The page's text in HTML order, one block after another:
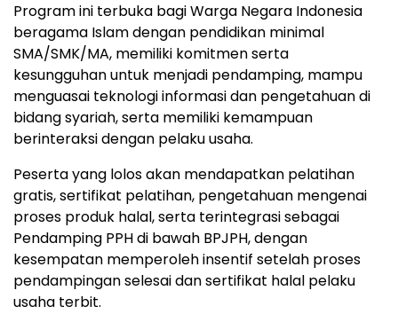
Program ini terbuka bagi Warga Negara Indonesia
beragama Islam dengan pendidikan minimal
SMA/SMK/MA, memiliki komitmen serta
kesungguhan untuk menjadi pendamping, mampu
menguasai teknologi informasi dan pengetahuan di
bidang syariah, serta memiliki kemampuan
berinteraksi dengan pelaku usaha.
Peserta yang lolos akan mendapatkan pelatihan
gratis, sertifikat pelatihan, pengetahuan mengenai
proses produk halal, serta terintegrasi sebagai
Pendamping PPH di bawah BPJPH, dengan
kesempatan memperoleh insentif setelah proses
pendampingan selesai dan sertifikat halal pelaku
usaha terbit.